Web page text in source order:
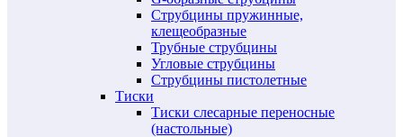
Струбцины пружинные,
клещеобразные
Трубные струбцины
Угловые струбцины
Струбцины пистолетные
Тиски
Тиски слесарные переносные
(настольные)